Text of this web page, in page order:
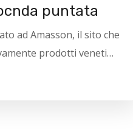
puntata
ad Amasson, il sito che
prodotti veneti…